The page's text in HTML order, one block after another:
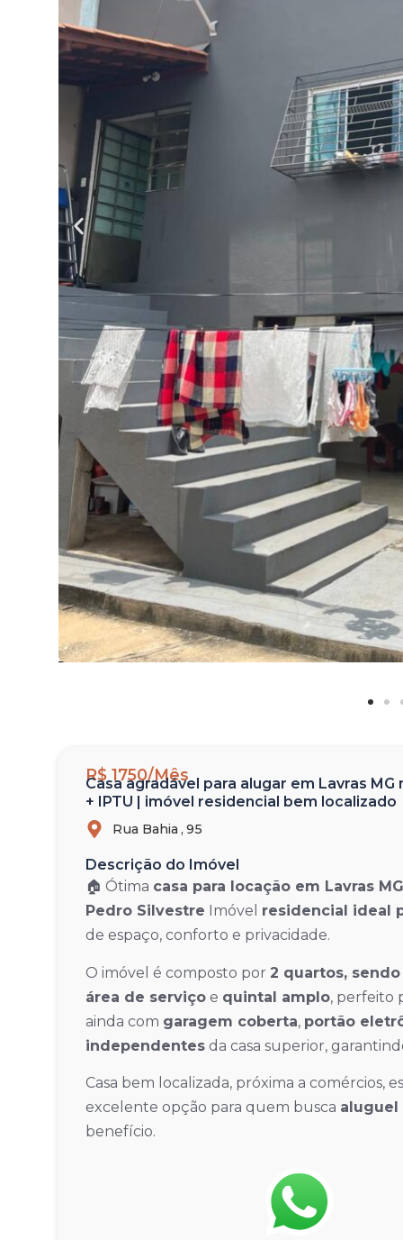
R$ 1750/Mês
Casa agradável para alugar em Lavras
+ IPTU | imóvel residencial bem localizado
Rua Bahia , 95
Descrição do Imóvel
🏠 Ótima casa para locação em Lavras MG
Pedro Silvestre Imóvel residencial ideal
de espaço, conforto e privacidade.
O imóvel é composto por 2 quartos, sendo
área de serviçoe quintal amplo, perfeito
ainda com garagem coberta, portão
independentesda casa superior,
Casa bem localizada, próxima a comércios,
excelente opção para quem busca aluguel
benefício.